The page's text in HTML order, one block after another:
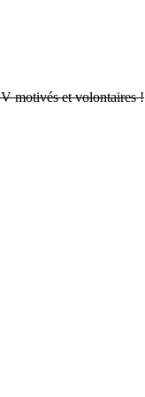
motivés et volontaires !